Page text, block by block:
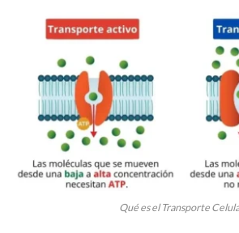
Qué es el Transporte